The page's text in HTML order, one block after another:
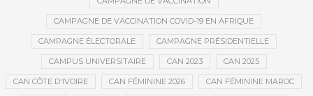
CAMPAGNE DE VACCINATION COVID-19 EN AFRIQUE
CAMPAGNE ÉLECTORALE CAMPAGNE PRÉSIDENTIELLE
CAMPUS UNIVERSITAIRE CAN 2023 CAN 2025
CAN CÔTE D'IVOIRE CAN FÉMININE 2026 CAN FÉMININE MAROC